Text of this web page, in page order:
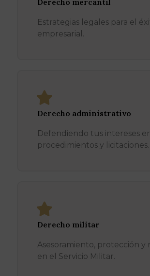
Derecho mercantil
Estrategias legales para el
empresarial.
Derecho administrativo
Defendiendo tus intereses
procedimientos y licitaciones.
Derecho militar
Asesoramiento, protección y
en el Servicio Militar.